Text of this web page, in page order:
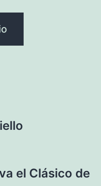
el Clásico de